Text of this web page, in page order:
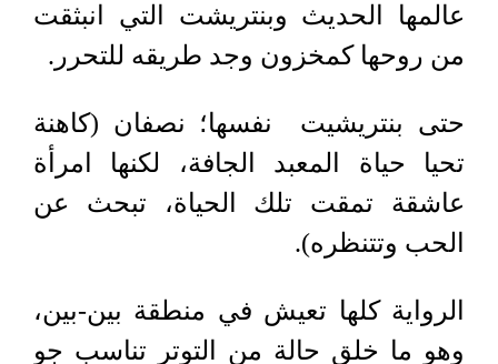
عالمها الحديث وبنتريشت التي انبثقت
من روحها كمخزون وجد طريقه للتحرر.
حتى بنتريشيت نفسها؛ نصفان (كاهنة
تحيا حياة المعبد الجافة، لكنها امرأة
عاشقة تمقت تلك الحياة، تبحث عن
الحب وتتنظره).
الرواية كلها تعيش في منطقة بين-بين،
وهو ما خلق حالة من التوتر تناسب جو